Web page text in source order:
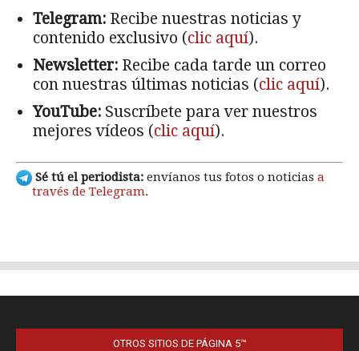
OTROS SITIOS DE PÁGINA 5™